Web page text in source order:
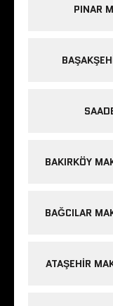
PINAR
BAKIRKÖY
BAĞCILAR
ATAŞEHIR